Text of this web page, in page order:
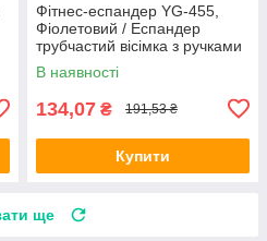
Фітнес-еспандер YG-455,
Фіолетовий / Еспандер
трубчастий вісімка з ручками
для фітнесу / Джгут для
тренувань / Фітнес гумка
В наявності
134,07 ₴ 191,53 ₴
Купити
ще